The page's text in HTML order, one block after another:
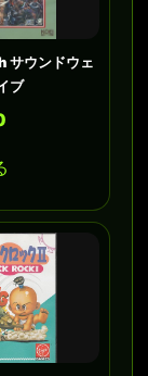
サウンドウェ
ブ